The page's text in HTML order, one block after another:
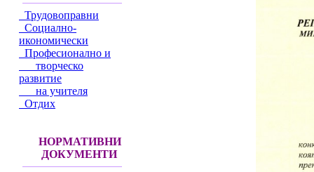
Трудовоправни
Социално-
икономически
Професионално и
творческо
развитие
на учителя
Отдих
НОРМАТИВНИ
ДОКУМЕНТИ